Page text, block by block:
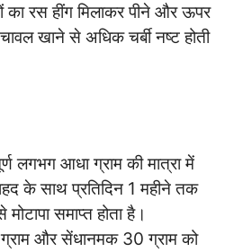
का रस हींग मिलाकर पीने और ऊपर
खाने से अधिक चर्बी नष्ट होती
लगभग आधा ग्राम की मात्रा में
के साथ प्रतिदिन 1 महीने तक
समाप्त होता है।
और सेंधानमक 30 ग्राम को